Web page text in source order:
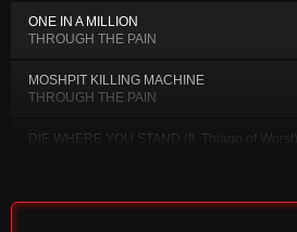
ONE IN A MILLION
THROUGH THE PAIN
MOSHPIT KILLING MACHINE
THROUGH THE PAIN
DIE WHERE YOU STAND (ft. Thiago of Worst)